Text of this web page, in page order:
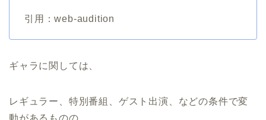
引用：web-audition
ギャラに関しては、
レギュラー、特別番組、ゲスト出演、などの条件で変
動があるものの、